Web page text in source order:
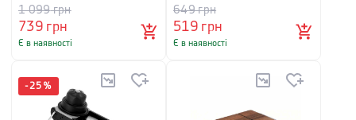
739грн
1 099грн
Є в наявності
519грн
649грн
Є в наявності
-25 %